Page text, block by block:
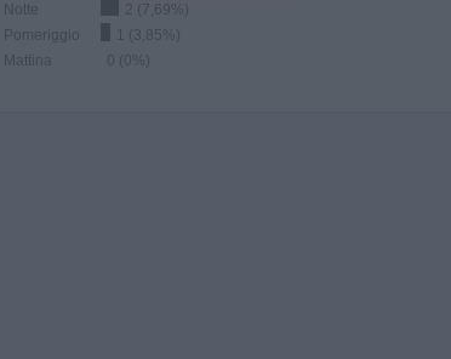
Notte
2 (7,69%)
Pomeriggio
1 (3,85%)
Mattina
0 (0%)